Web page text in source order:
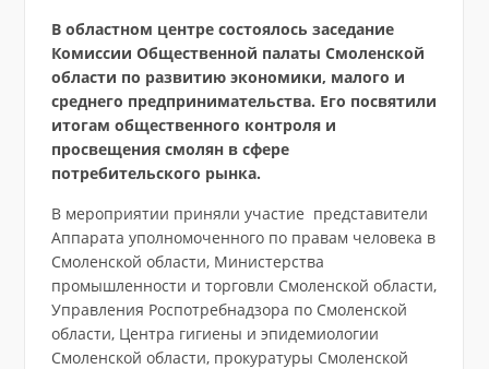
В областном центре состоялось заседание
Комиссии Общественной палаты Смоленской
области по развитию экономики, малого и
среднего предпринимательства. Его посвятили
итогам общественного контроля и
просвещения смолян в сфере
потребительского рынка.
В мероприятии приняли участие представители
Аппарата уполномоченного по правам человека в
Смоленской области, Министерства
промышленности и торговли Смоленской области,
Управления Роспотребнадзора по Смоленской
области, Центра гигиены и эпидемиологии
Смоленской области, прокуратуры Смоленской